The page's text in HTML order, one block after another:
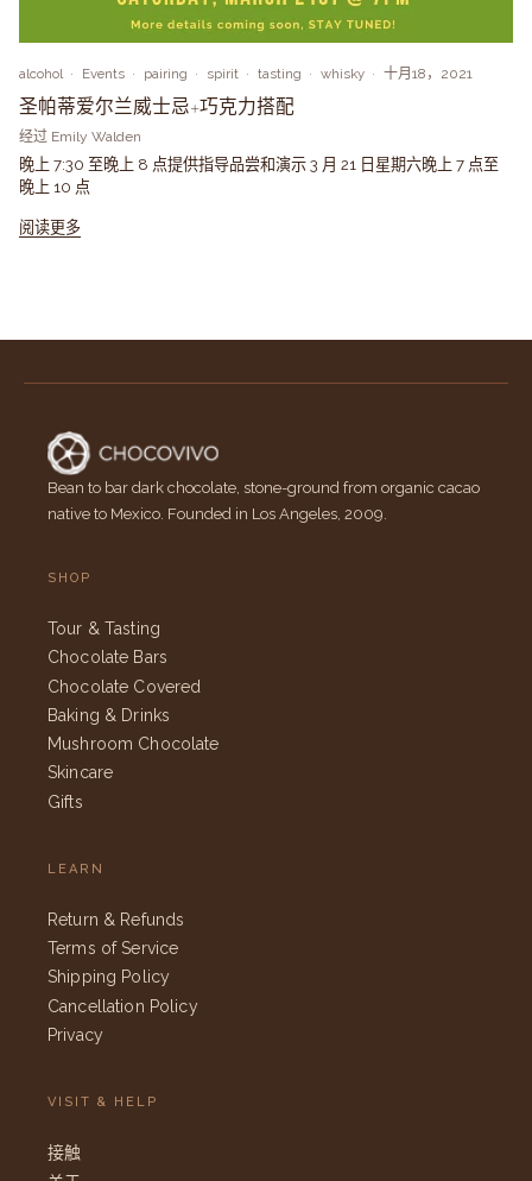
alcohol Events pairing spirit tasting whisky 十月18，2021
圣帕蒂爱尔兰威士忌+巧克力搭配
经过 Emily Walden
晚上 7:30 至晚上 8 点提供指导品尝和演示 3 月 21 日星期六晚上 7 点至
晚上 10 点
阅读更多
Bean to bar dark chocolate, stone-ground from organic cacao
native to Mexico. Founded in Los Angeles, 2009.
SHOP
Tour & Tasting
Chocolate Bars
Chocolate Covered
Baking & Drinks
Mushroom Chocolate
Skincare
Gifts
LEARN
Return & Refunds
Terms of Service
Shipping Policy
Cancellation Policy
Privacy
VISIT & HELP
接触